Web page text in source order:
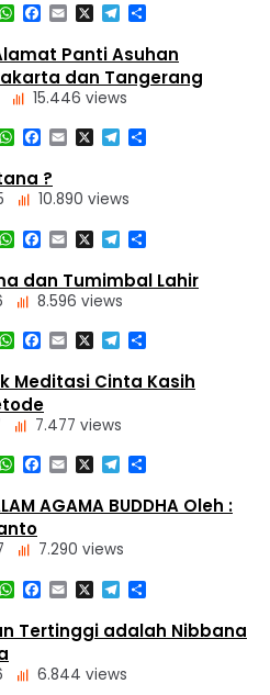
WhatsApp
Facebook
Email
X Telegram
Share
Panti Asuhan
dan Tangerang
15.446 views
WhatsApp
Facebook
Email
X Telegram
Share
?
10.890 views
WhatsApp
Facebook
Email
X Telegram
Share
dan Tumimbal Lahir
8.596 views
WhatsApp
Facebook
Email
X Telegram
Share
Meditasi Cinta Kasih
7.477 views
WhatsApp
Facebook
Email
X Telegram
Share
AGAMA BUDDHA Oleh :
7.290 views
WhatsApp
Facebook
Email
X Telegram
Share
Tertinggi adalah Nibbana
6.844 views